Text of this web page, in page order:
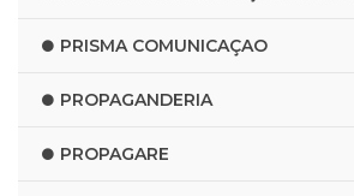
PRISMA COMUNICAÇAO
PROPAGANDERIA
PROPAGARE